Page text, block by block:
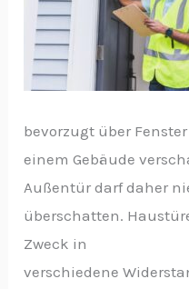
bevorzugt über
einem Gebäude
Außentür darf daher
überschatten.
Zweck in
verschiedene